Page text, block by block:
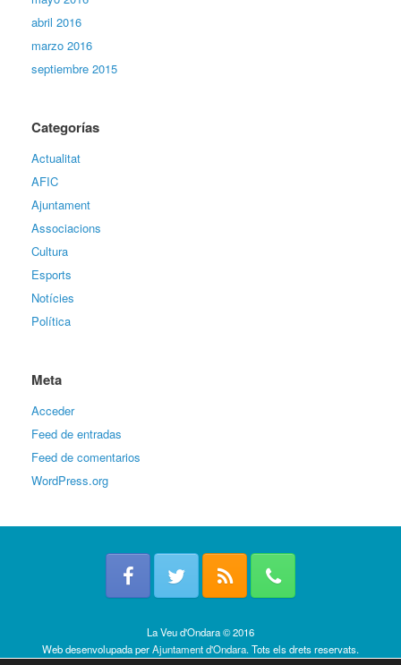
abril 2016
marzo 2016
septiembre 2015
Categorías
Actualitat
AFIC
Ajuntament
Associacions
Cultura
Esports
Notícies
Política
Meta
Acceder
Feed de entradas
Feed de comentarios
WordPress.org
La Veu d'Ondara © 2016
Web desenvolupada perAjuntament d'Ondara. Tots els drets reservats.